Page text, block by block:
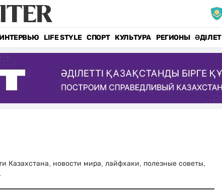
ИНТЕРВЬЮ LIFE STYLE СПОРТ КУЛЬТУРА РЕГИОНЫ ӘДІЛЕТ
Казахстана, новости мира, лайфхаки, полезные советы,